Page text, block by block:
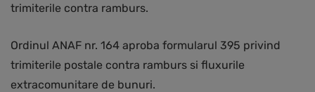
trimiterile contra ramburs.
Ordinul ANAF nr. 164 aproba formularul 395 privind
trimiterile postale contra ramburs si fluxurile
extracomunitare de bunuri.